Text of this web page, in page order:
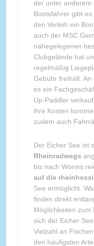
der unter anderem
Bootsfahrer gibt
den Verleih ein
auch der MSC
nahegelegenen
Clubgelände hat
regelmäßig
Gebühr freihält.
es ein
Up-Paddler
ihre Kosten
zudem auch
Der Eicher See ist
Rheinradwegs
bis nach Worms
auf die
See ermöglicht.
finden direkt
Möglichkeiten zum
sich der Eicher
Vielzahl an
den häufigsten